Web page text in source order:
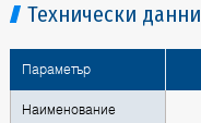
Технически данни
Параметър
Наименование